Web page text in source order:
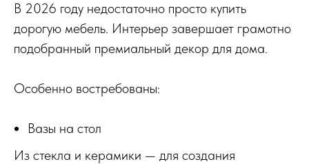
В 2026 году недостаточно просто купить
дорогую мебель. Интерьер завершает грамотно
подобранный премиальный декор для дома.
Особенно востребованы:
Вазы на стол
Из стекла и керамики — для создания